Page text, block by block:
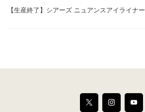
【生産終了】シアーズ ニュアンスアイライナー